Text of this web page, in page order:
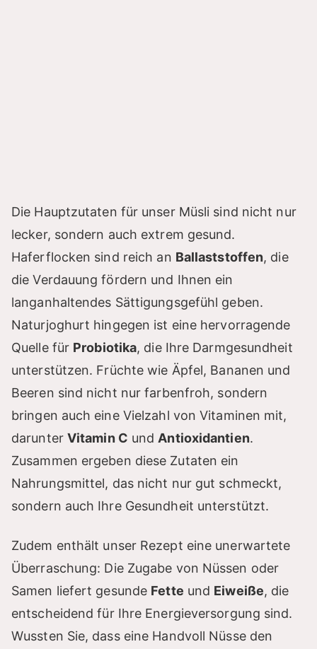
Die Hauptzutaten für unser Müsli sind nicht nur
lecker, sondern auch extrem gesund.
Haferflocken sind reich an Ballaststoffen, die
die Verdauung fördern und Ihnen ein
langanhaltendes Sättigungsgefühl geben.
Naturjoghurt hingegen ist eine hervorragende
Quelle für Probiotika, die Ihre Darmgesundheit
unterstützen. Früchte wie Äpfel, Bananen und
Beeren sind nicht nur farbenfroh, sondern
bringen auch eine Vielzahl von Vitaminen mit,
darunter Vitamin C und Antioxidantien.
Zusammen ergeben diese Zutaten ein
Nahrungsmittel, das nicht nur gut schmeckt,
sondern auch Ihre Gesundheit unterstützt.
Zudem enthält unser Rezept eine unerwartete
Überraschung: Die Zugabe von Nüssen oder
Samen liefert gesunde Fette und Eiweiße, die
entscheidend für Ihre Energieversorgung sind.
Wussten Sie, dass eine Handvoll Nüsse den